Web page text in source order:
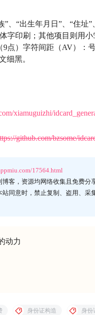
”、“出生年月日”、“住
字印刷；其他项目则用
9点）字符间距（AV）：
细黑。
xiamuguizhi/
github.com/bzsome/
17564.html
博客，资源均网络收集且免费分
同意时，禁止复制、盗用、
动力
身份证构造 身份